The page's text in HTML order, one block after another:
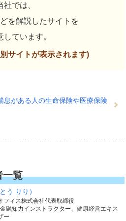
社では、
を解説したサイトを
しています。
サイトが表示されます)
息がある人の生命保険や医療保険
一覧
う りり）
フィス株式会社代表取締役
融知力インストラクター、健康経営エキス
ー